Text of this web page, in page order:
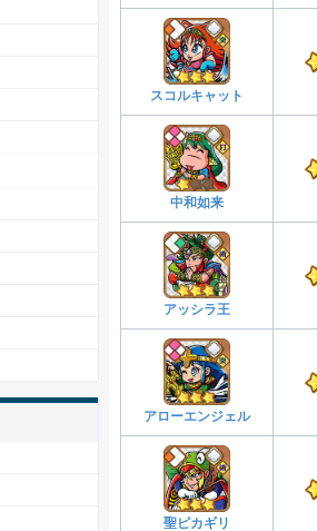
スコルキャット
中和如来
アッシラ王
アローエンジェル
聖ピカギリ